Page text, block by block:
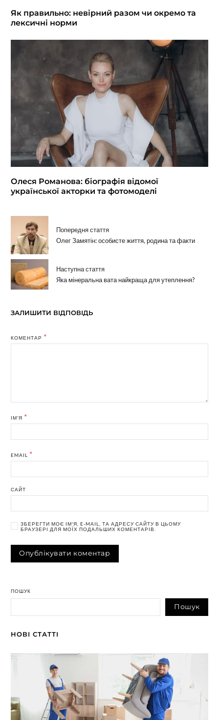
Як правильно: невірний разом чи окремо та
лексичні норми
Олеся Романова: біографія відомої
української акторки та фотомоделі
Попередня стаття
Олег Замятін: особисте життя, родина та факти
Наступна стаття
Яка мінеральна вата найкраща для утеплення?
ЗАЛИШИТИ ВІДПОВІДЬ
КОМЕНТАР *
ІМ'Я *
EMAIL *
САЙТ
ЗБЕРЕГТИ МОЄ ІМ'Я, E-MAIL, ТА АДРЕСУ САЙТУ В ЦЬОМУ
БРАУЗЕРІ ДЛЯ МОЇХ ПОДАЛЬШИХ КОМЕНТАРІВ.
ПОШУК
Пошук
НОВІ СТАТТІ